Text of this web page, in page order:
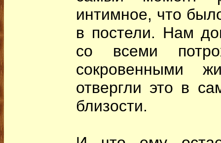
интимное, что
в постели. Нам
со всеми
сокровенными
отвергли это в
близости.